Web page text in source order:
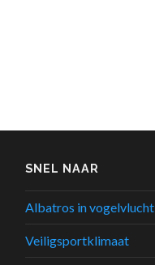
SNEL NAAR
Albatros in vogelvlucht
Veiligsportklimaat